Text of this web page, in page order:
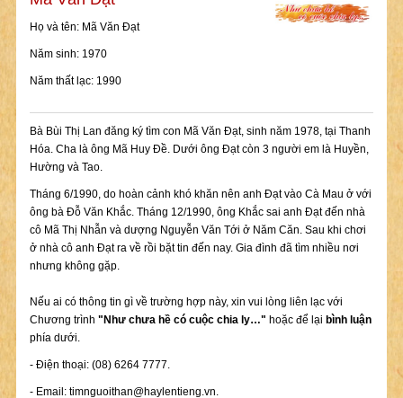
Họ và tên: Mã Văn Đạt
Năm sinh: 1970
Năm thất lạc: 1990
Bà Bùi Thị Lan đăng ký tìm con Mã Văn Đạt, sinh năm 1978, tại Thanh
Hóa. Cha là ông Mã Huy Đề. Dưới ông Đạt còn 3 người em là Huyền,
Hường và Tao.
Tháng 6/1990, do hoàn cảnh khó khăn nên anh Đạt vào Cà Mau ở với
ông bà Đỗ Văn Khắc. Tháng 12/1990, ông Khắc sai anh Đạt đến nhà
cô Mã Thị Nhẫn và dượng Nguyễn Văn Tới ở Năm Căn. Sau khi chơi
ở nhà cô anh Đạt ra về rồi bặt tin đến nay. Gia đình đã tìm nhiều nơi
nhưng không gặp.
Nếu ai có thông tin gì về trường hợp này, xin vui lòng liên lạc với
Chương trình "Như chưa hề có cuộc chia ly…" hoặc để lại bình luận
phía dưới.
- Điện thoại: (08) 6264 7777.
- Email: timnguoithan@haylentieng.vn.